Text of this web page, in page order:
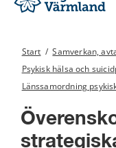
Start / Samverkan,
Psykisk hälsa och
Länssamordning